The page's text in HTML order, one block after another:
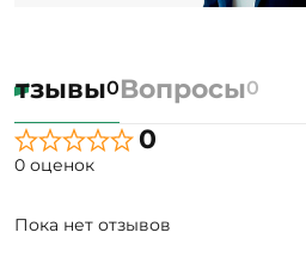
0Вопросы0
0
0 оценок
Пока нет отзывов